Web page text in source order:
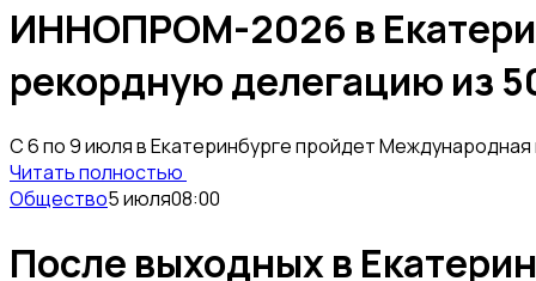
ИННОПРОМ-2026 в
рекордную делегацию из
С 6 по 9 июля в Екатеринбурге пройдет
Читать полностью
Общество5 июля08:00
После выходных в